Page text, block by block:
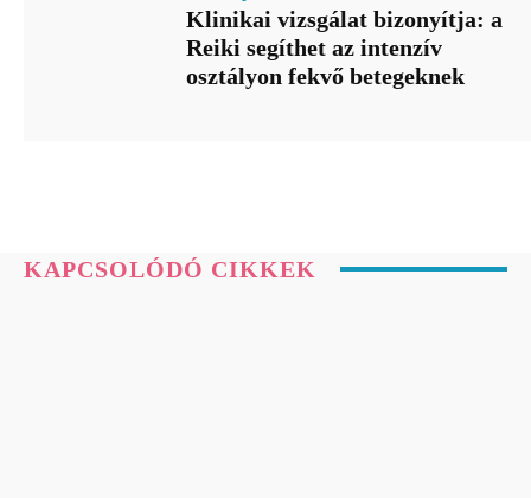
Klinikai vizsgálat bizonyítja: a
Reiki segíthet az intenzív
osztályon fekvő betegeknek
KAPCSOLÓDÓ CIKKEK